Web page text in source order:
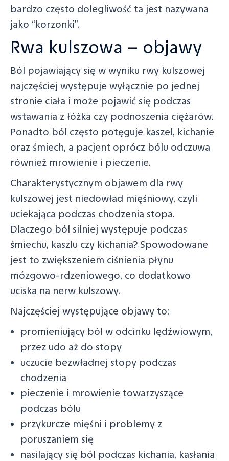
bardzo często dolegliwość ta jest nazywana
jako “korzonki”.
Rwa kulszowa – objawy
Ból pojawiający się w wyniku rwy kulszowej
najczęściej występuje wyłącznie po jednej
stronie ciała i może pojawić się podczas
wstawania z łóżka czy podnoszenia ciężarów.
Ponadto ból często potęguje kaszel, kichanie
oraz śmiech, a pacjent oprócz bólu odczuwa
również mrowienie i pieczenie.
Charakterystycznym objawem dla rwy
kulszowej jest niedowład mięśniowy, czyli
uciekająca podczas chodzenia stopa.
Dlaczego ból silniej występuje podczas
śmiechu, kaszlu czy kichania? Spowodowane
jest to zwiększeniem ciśnienia płynu
mózgowo-rdzeniowego, co dodatkowo
uciska na nerw kulszowy.
Najczęściej występujące objawy to:
promieniujący ból w odcinku lędźwiowym,
przez udo aż do stopy
uczucie bezwładnej stopy podczas
chodzenia
pieczenie i mrowienie towarzyszące
podczas bólu
przykurcze mięśni i problemy z
poruszaniem się
nasilający się ból podczas kichania, kasłania